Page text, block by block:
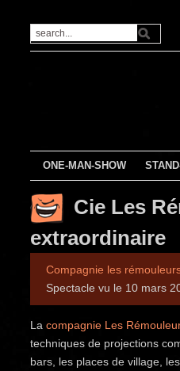
ONE-MAN-SHOW
Cie Les
extraordinaire
Compagnie les
Spectacle vu le 10 mars
La compagnie Les
techniques de projections
bars, les places de village,